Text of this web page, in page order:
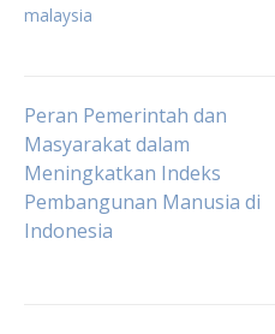
malaysia
Post
navigation
Peran Pemerintah dan
Masyarakat dalam
Meningkatkan Indeks
Pembangunan Manusia di
Indonesia